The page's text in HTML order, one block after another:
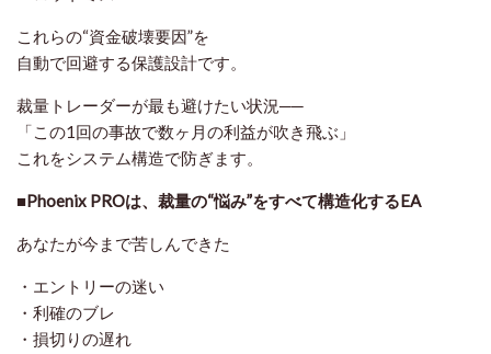
これらの“資金破壊要因”を
自動で回避する保護設計です。
裁量トレーダーが最も避けたい状況──
「この1回の事故で数ヶ月の利益が吹き飛ぶ」
これをシステム構造で防ぎます。
■Phoenix PROは、裁量の“悩み”をすべて構造化するEA
あなたが今まで苦しんできた
・エントリーの迷い
・利確のブレ
・損切りの遅れ